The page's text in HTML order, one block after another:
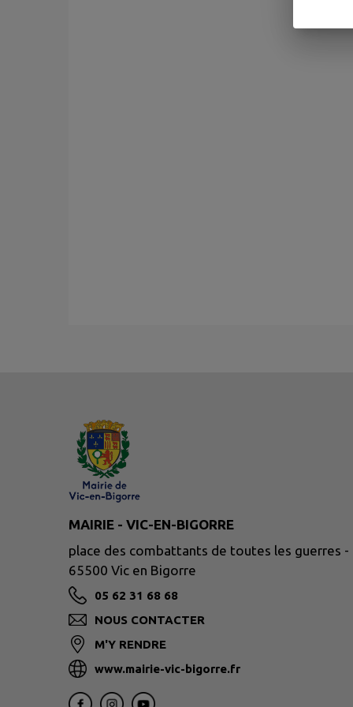
MAIRIE - VIC-EN-BIGORRE
place des combattants de toutes les guerres -
65500 Vic en Bigorre
05 62 31 68 68
NOUS CONTACTER
M'Y RENDRE
www.mairie-vic-bigorre.fr